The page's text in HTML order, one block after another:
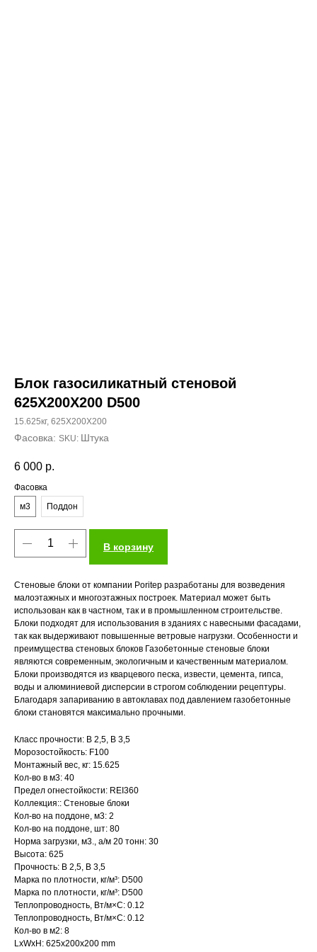
Блок газосиликатный стеновой
625X200Х200 D500
15.625кг, 625X200Х200
SKU: Штука
6 000 р.
Фасовка
м3
Поддон
В корзину
Стеновые блоки от компании Poritep разработаны для возведения
малоэтажных и многоэтажных построек. Материал может быть
использован как в частном, так и в промышленном строительстве.
Блоки подходят для использования в зданиях с навесными фасадами,
так как выдерживают повышенные ветровые нагрузки. Особенности и
преимущества стеновых блоков Газобетонные стеновые блоки
являются современным, экологичным и качественным материалом.
Блоки производятся из кварцевого песка, извести, цемента, гипса,
воды и алюминиевой дисперсии в строгом соблюдении рецептуры.
Благодаря запариванию в автоклавах под давлением газобетонные
блоки становятся максимально прочными.
Класс прочности: В 2,5, B 3,5
Морозостойкость: F100
Монтажный вес, кг: 15.625
Кол-во в м3: 40
Предел огнестойкости: REI360
Коллекция:: Стеновые блоки
Кол-во на поддоне, м3: 2
Кол-во на поддоне, шт: 80
Норма загрузки, м3., а/м 20 тонн: 30
Высота: 625
Прочность: В 2,5, B 3,5
Марка по плотности, кг/м³: D500
Марка по плотности, кг/м³: D500
Теплопроводность, Вт/м×С: 0.12
Теплопроводность, Вт/м×С: 0.12
Кол-во в м2: 8
LxWxH: 625x200x200 mm